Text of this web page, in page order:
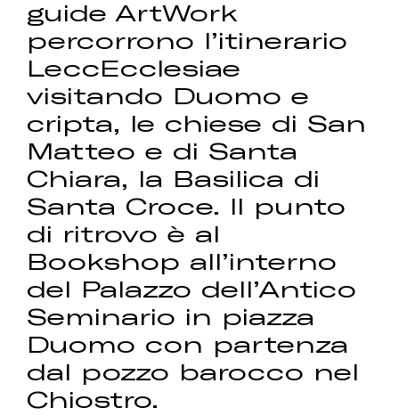
guide ArtWork
percorrono l’itinerario
LeccEcclesiae
visitando Duomo e
cripta, le chiese di San
Matteo e di Santa
Chiara, la Basilica di
Santa Croce. Il punto
di ritrovo è al
Bookshop all’interno
del Palazzo dell’Antico
Seminario in piazza
Duomo con partenza
dal pozzo barocco nel
Chiostro.